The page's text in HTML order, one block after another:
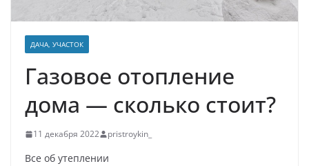
ДАЧА, УЧАСТОК
Газовое отопление
дома — сколько стоит?
11 декабря 2022 pristroykin_
Все об утеплении